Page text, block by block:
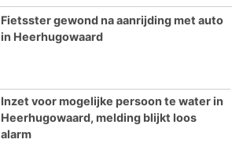
Fietsster gewond na aanrijding met auto
in Heerhugowaard
Inzet voor mogelijke persoon te water in
Heerhugowaard, melding blijkt loos
alarm